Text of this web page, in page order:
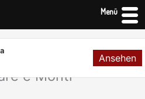
e Monti
Menü
Ansehen